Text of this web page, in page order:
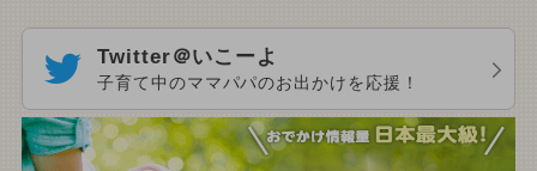
Twitter＠いこーよ
子育て中のママパパのお出かけを応援！